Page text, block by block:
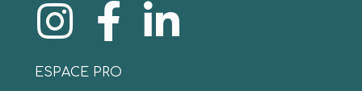
ESPACE PRO